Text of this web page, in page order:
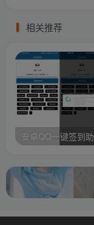
相关推荐
安卓QQ一键签到